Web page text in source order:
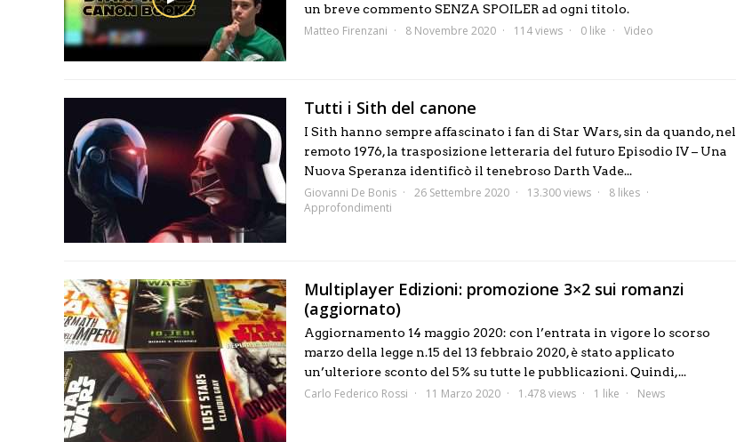
un breve commento SENZA SPOILER ad ogni titolo.
Matteo Firenzani 8 Novembre 2020 114 views 0 like Video
Tutti i Sith del canone
I Sith hanno sempre affascinato i fan di Star Wars, sin da quando, nel
remoto 1976, la trasposizione letteraria del futuro Episodio IV – Una
Nuova Speranza identificò il tenebroso Darth Vade...
Giovanni De Bonis 26 Settembre 2020 13.300 views
8 likes
Approfondimenti
Multiplayer Edizioni: promozione 3×2 sui romanzi
(aggiornato)
Aggiornamento 14 maggio 2020: con l’entrata in vigore lo scorso
marzo della legge n.15 del 13 febbraio 2020, è stato applicato
un’ulteriore sconto del 5% su tutte le pubblicazioni. Quindi,...
Carlo Federico Rossi 11 Marzo 2020 1.478 views 1 like News